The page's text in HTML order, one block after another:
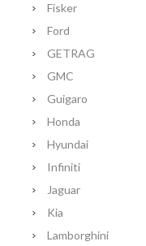
Fisker
Ford
GETRAG
GMC
Guigaro
Honda
Hyundai
Infiniti
Jaguar
Kia
Lamborghini